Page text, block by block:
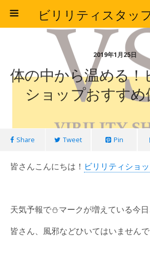
ビリリティスタッ
2019年1月25日
体の中から温める！
ショップおすすめ
Share Tweet Pin
皆さんこんにちは！ ビリリティショ
天気予報で⛄マークが増えている今日
皆さん、風邪などひいてはいません